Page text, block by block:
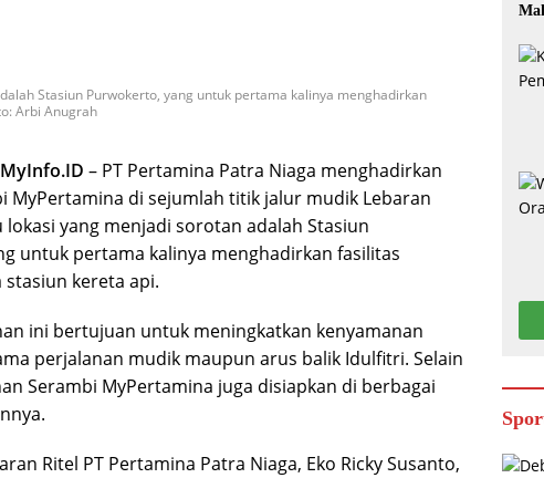
Stasiun Purwokerto, yang untuk pertama kalinya menghadirkan
Arbi Anugrah
MyInfo.ID – PT Pertamina Patra Niaga menghadirkan
MyPertamina di sejumlah titik jalur mudik Lebaran
lokasi yang menjadi sorotan adalah Stasiun
untuk pertama kalinya menghadirkan fasilitas
kereta api.
ini bertujuan untuk meningkatkan kenyamanan
perjalanan mudik maupun arus balik Idulfitri. Selain
Serambi MyPertamina juga disiapkan di berbagai
Ritel PT Pertamina Patra Niaga, Eko Ricky Susanto,